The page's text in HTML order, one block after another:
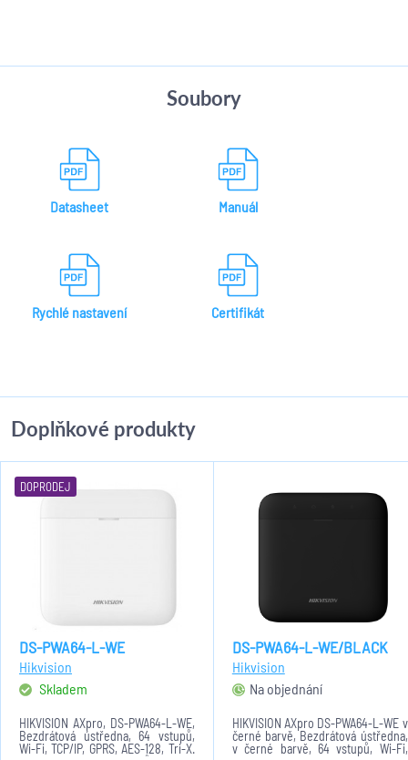
Soubory
Datasheet Manuál
Rychlé nastavení Certifikát
Doplňkové produkty
DOPRODEJ
DS-PWA64-L-WE
Hikvision
Skladem
HIKVISION AXpro, DS-PWA64-L-WE,
Bezdrátová ústředna, 64 vstupů,
Wi-Fi, TCP/IP, GPRS, AES-128, Tri-X.
DS-PWA64-L-WE/BLACK
Hikvision
Na objednání
HIKVISION AXpro DS-PWA64-L-WE v
černé barvě, Bezdrátová ústředna,
v černé barvě, 64 vstupů, Wi-Fi,